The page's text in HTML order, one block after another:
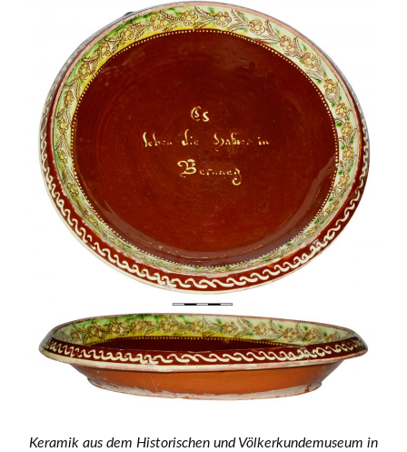
Keramik aus dem Historischen und Völkerkundemuseum in